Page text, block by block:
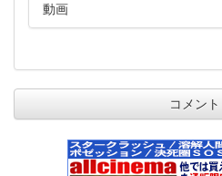
動画
コメント